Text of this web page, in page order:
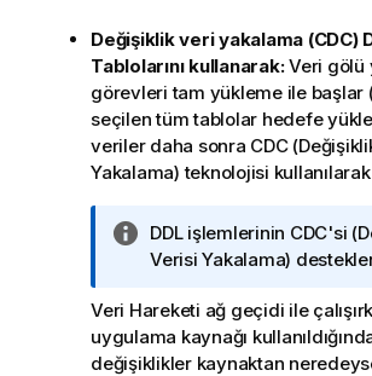
Değişiklik veri yakalama (CDC)
Tablolarını kullanarak:Veri gölü
görevleri tam yükleme ile başlar
seçilen tüm tablolar hedefe
veriler daha sonra CDC
Yakalama) teknolojisi
B
i
g
i
n
DDL işlemlerinin CDC'si
Verisi Yakalama)
Veri Hareketi ağ geçidi ile
uygulama kaynağı
değişiklikler kaynaktan